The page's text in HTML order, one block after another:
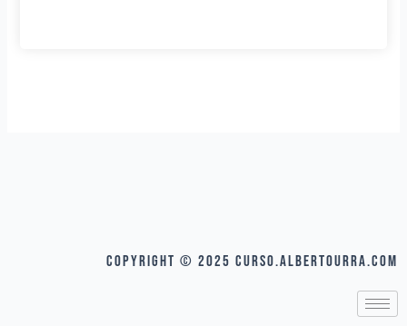
COPYRIGHT © 2025 curso.albertourra.com